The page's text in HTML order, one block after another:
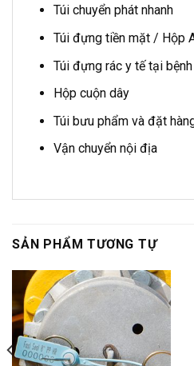
Túi chuyển phát nhanh
Túi đựng tiền mặt / Hộp
Túi đựng rác y tế tại
Hộp cuộn dây
Túi bưu phẩm và đặt
Vận chuyển nội địa
SẢN PHẨM TƯƠNG TỰ